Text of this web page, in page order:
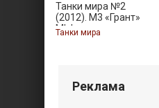
Танки мира №2
(2012). M3 «Грант»
Mk.I
Танки мира
Реклама